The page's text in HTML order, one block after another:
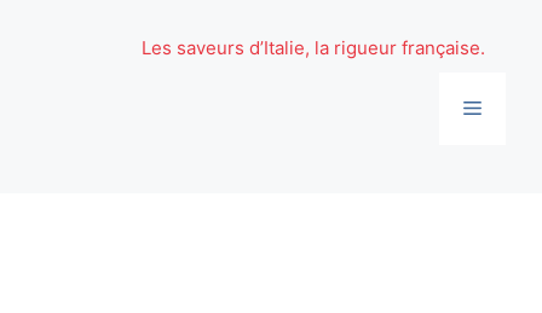
Les saveurs d’Italie, la rigueur française.
Menu